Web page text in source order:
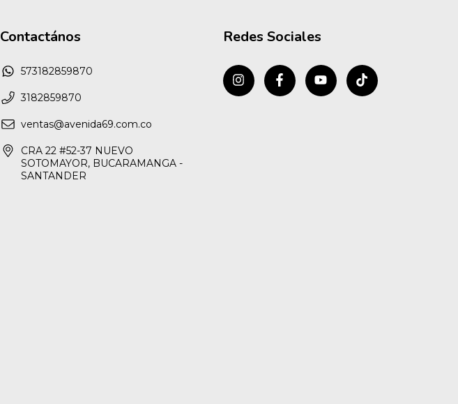
Contactános
573182859870
3182859870
ventas@avenida69.com.co
CRA 22 #52-37 NUEVO
SOTOMAYOR, BUCARAMANGA -
SANTANDER
Redes Sociales